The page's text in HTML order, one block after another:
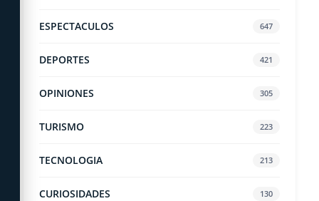
ESPECTACULOS 647
DEPORTES 421
OPINIONES 305
TURISMO 223
TECNOLOGIA 213
CURIOSIDADES 130